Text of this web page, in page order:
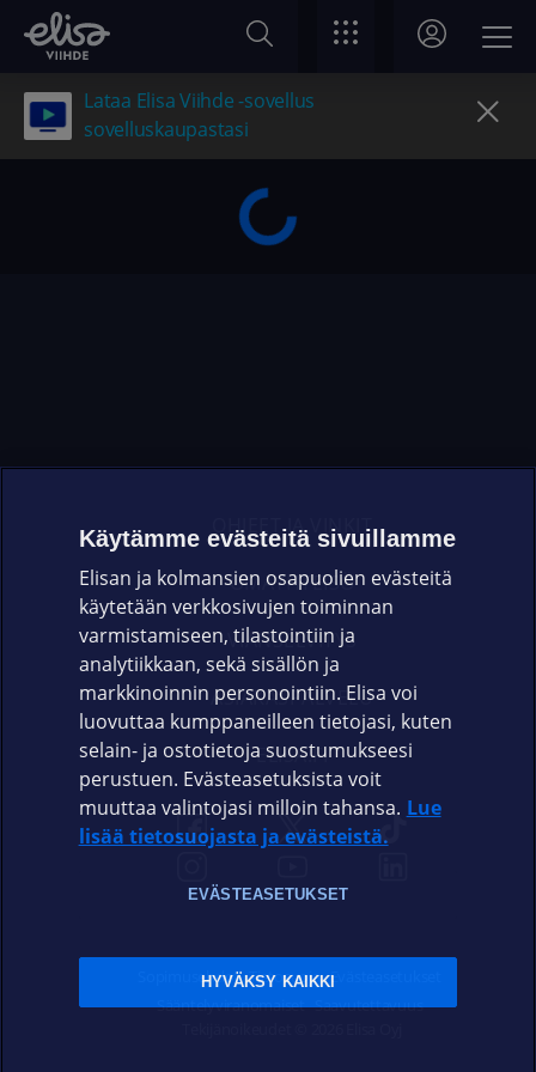
Lataa Elisa Viihde -sovellus
sovelluskaupastasi
OHJEET JA VINKIT
OMAYHTEISÖ
VIANSELVITYS
ASIAKASPALVELU
ELISA.FI
Sopimusehdot Tietosuoja Evästeasetukset
Sääntelyviranomaiset Saavutettavuus
Käytämme evästeitä sivuillamme
Elisan ja kolmansien osapuolien evästeitä
käytetään verkkosivujen toiminnan
varmistamiseen, tilastointiin ja
analytiikkaan, sekä sisällön ja
markkinoinnin personointiin. Elisa voi
luovuttaa kumppaneilleen tietojasi, kuten
selain- ja ostotietoja suostumukseesi
perustuen. Evästeasetuksista voit
muuttaa valintojasi milloin tahansa. Lue
lisää tietosuojasta ja evästeistä.
EVÄSTEASETUKSET
HYVÄKSY KAIKKI